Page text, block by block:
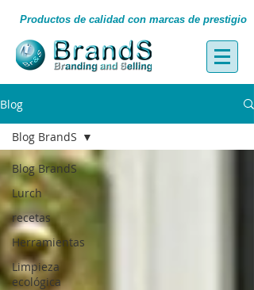
Productos de calidad con marcas de prestigio
Blog
Blog BrandS
Lurch
recetas
Herramientas
Limpieza
ecológica
Blog BrandS